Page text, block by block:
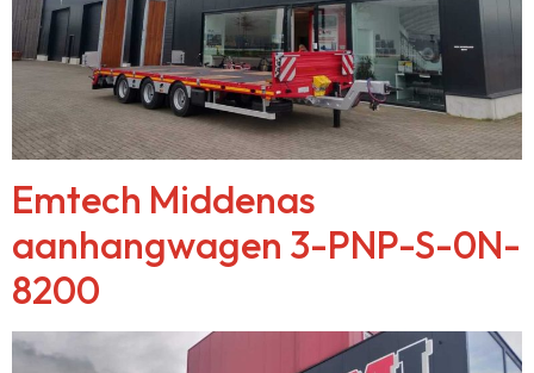
Emtech Middenas
aanhangwagen 3-PNP-S-0N-
8200